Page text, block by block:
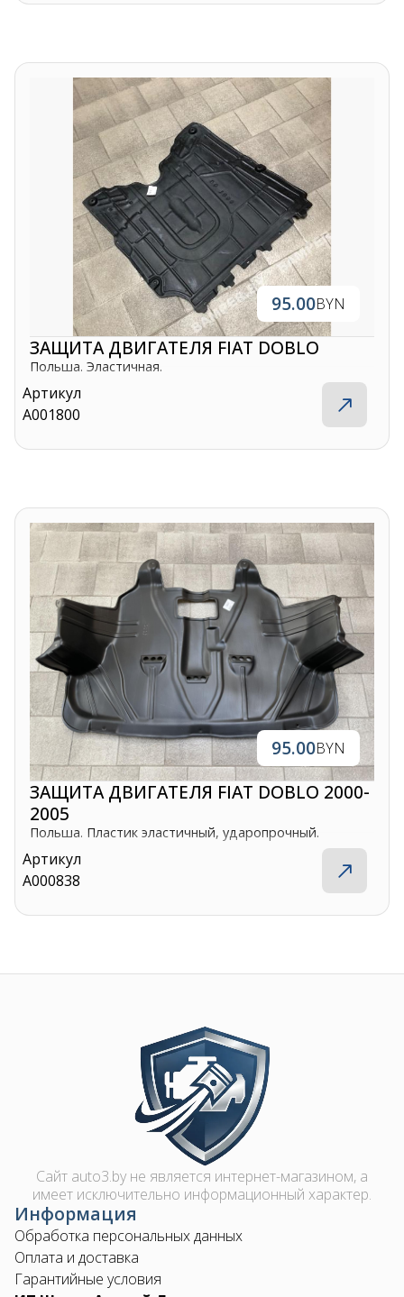
95.00BYN
ЗАЩИТА ДВИГАТЕЛЯ FIAT DOBLO
Польша. Эластичная.
Артикул
A001800
95.00BYN
ЗАЩИТА ДВИГАТЕЛЯ FIAT DOBLO 2000-
2005
Польша. Пластик эластичный, ударопрочный.
Артикул
A000838
Image
Сайт auto3.by не является интернет-магазином, а
имеет исключительно информационный характер.
Информация
Обработка персональных данных
Оплата и доставка
Гарантийные условия